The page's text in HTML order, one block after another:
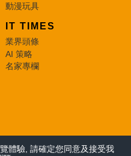
體驗, 請確定您同意及接受我
動漫玩具
IT TIMES
業界頭條
AI 策略
名家專欄